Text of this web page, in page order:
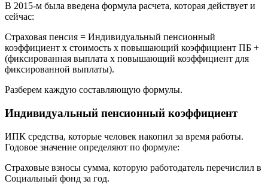
В 2015-м была введена формула расчета, которая действует и
сейчас:
Страховая пенсия = Индивидуальный пенсионный
коэффициент х стоимость х повышающий коэффициент ПБ +
(фиксированная выплата х повышающий коэффициент для
фиксированной выплаты).
Разберем каждую составляющую формулы.
Индивидуальный пенсионный коэффициент
ИПК средства, которые человек накопил за время работы.
Годовое значение определяют по формуле:
Страховые взносы сумма, которую работодатель перечислил в
Социальный фонд за год.